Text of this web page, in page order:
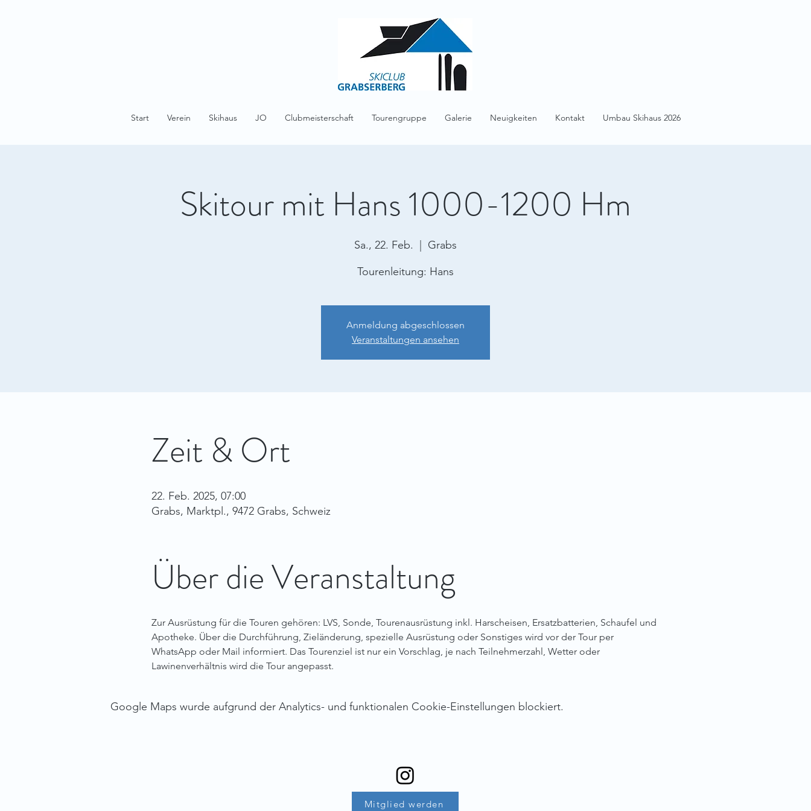
Start Verein Skihaus JO Clubmeisterschaft Tourengruppe Galerie Neuigkeiten Kontakt Umbau Skihaus 2026
Skitour mit Hans 1000-1200 Hm
Sa., 22. Feb.
Grabs
Tourenleitung: Hans
Anmeldung abgeschlossen
Veranstaltungen ansehen
Zeit & Ort
22. Feb. 2025, 07:00
Grabs, Marktpl., 9472 Grabs, Schweiz
Über die Veranstaltung
Zur Ausrüstung für die Touren gehören: LVS, Sonde, Tourenausrüstung inkl. Harscheisen, Ersatzbatterien, Schaufel und
Apotheke. Über die Durchführung, Zieländerung, spezielle Ausrüstung oder Sonstiges wird vor der Tour per
WhatsApp oder Mail informiert. Das Tourenziel ist nur ein Vorschlag, je nach Teilnehmerzahl, Wetter oder
Lawinenverhältnis wird die Tour angepasst.
Google Maps wurde aufgrund der Analytics- und funktionalen Cookie-Einstellungen blockiert.
Mitglied werden